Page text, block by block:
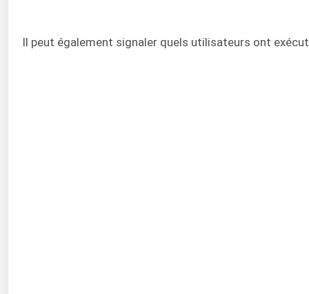
Il peut également signaler quels utilisateurs ont